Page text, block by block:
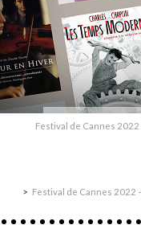
Festival de Cannes
Festival de Cannes 2022